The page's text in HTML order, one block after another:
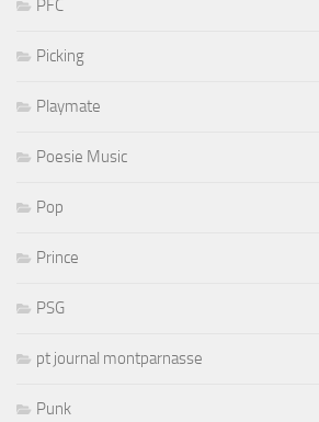
PFC
Picking
Playmate
Poesie Music
Pop
Prince
PSG
pt journal montparnasse
Punk